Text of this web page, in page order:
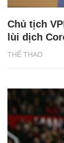
THỂ THAO
Chủ tịch
lùi dịch